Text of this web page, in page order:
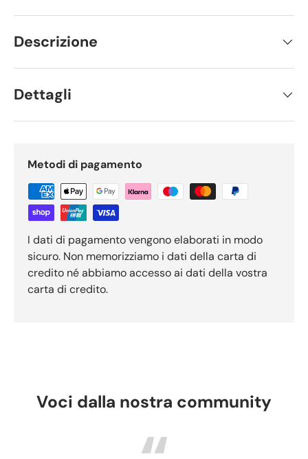
Descrizione
Dettagli
Metodi di pagamento
I dati di pagamento vengono elaborati in modo
sicuro. Non memorizziamo i dati della carta di
credito né abbiamo accesso ai dati della vostra
carta di credito.
Voci dalla nostra community